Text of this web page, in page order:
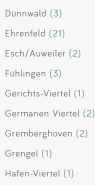
Dünnwald (3)
Ehrenfeld (21)
Esch/Auweiler (2)
Fühlingen (3)
Gerichts-Viertel (1)
Germanen Viertel (2)
Gremberghoven (2)
Grengel (1)
Hafen-Viertel (1)